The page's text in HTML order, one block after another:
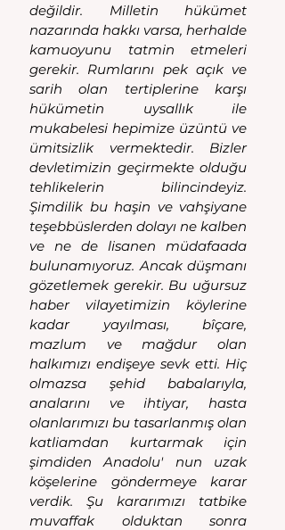
değildir. Milletin hükümet
nazarında hakkı varsa, herhalde
kamuoyunu tatmin etmeleri
gerekir. Rumlarını pek açık ve
sarih olan tertiplerine karşı
hükümetin uysallık ile
mukabelesi hepimize üzüntü ve
ümitsizlik vermektedir. Bizler
devletimizin geçirmekte olduğu
tehlikelerin bilincindeyiz.
Şimdilik bu haşin ve vahşiyane
teşebbüslerden dolayı ne kalben
ve ne de lisanen müdafaada
bulunamıyoruz. Ancak düşmanı
gözetlemek gerekir. Bu uğursuz
haber vilayetimizin köylerine
kadar yayılması, bîçare,
mazlum ve mağdur olan
halkımızı endişeye sevk etti. Hiç
olmazsa şehid babalarıyla,
analarını ve ihtiyar, hasta
olanlarımızı bu tasarlanmış olan
katliamdan kurtarmak için
şimdiden Anadolu' nun uzak
köşelerine göndermeye karar
verdik. Şu kararımızı tatbike
muvaffak olduktan sonra